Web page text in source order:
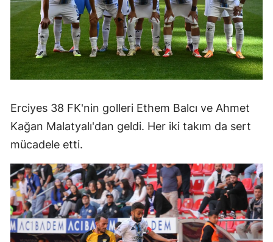
Erciyes 38 FK'nin golleri Ethem Balcı ve Ahmet
Kağan Malatyalı'dan geldi. Her iki takım da sert
mücadele etti.